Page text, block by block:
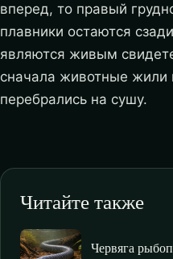
вперед, то правый
плавники остаются
являются живым
сначала животные жили
перебрались на сушу.
Читайте также
Червяга